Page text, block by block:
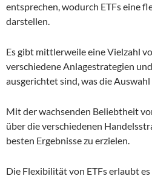
entsprechen, wodurch ETFs eine
darstellen.
Es gibt mittlerweile eine Vielzahl
verschiedene Anlagestrategien
ausgerichtet sind, was die
Mit der wachsenden Beliebtheit
über die verschiedenen
besten Ergebnisse zu erzielen.
Die Flexibilität von ETFs erlaubt